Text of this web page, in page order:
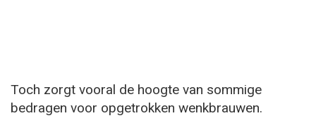
Toch zorgt vooral de hoogte van sommige
bedragen voor opgetrokken wenkbrauwen.